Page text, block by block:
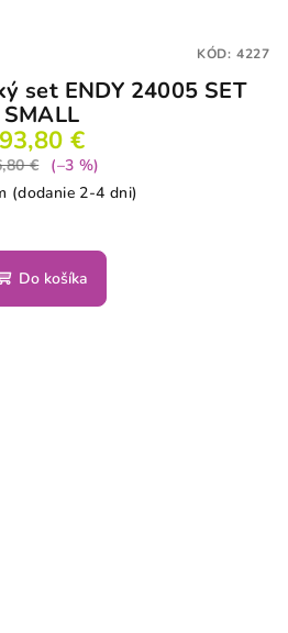
set ENDY 24005 SET
SMALL
93,80 €
€
(–3 %)
(dodanie 2-4 dni)
Do košíka
KÓD: 4227